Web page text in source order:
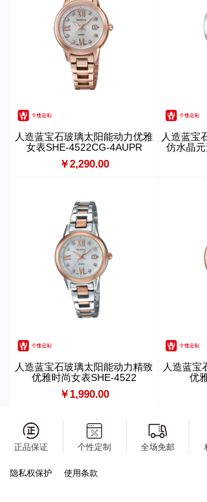
人造蓝宝石玻璃太阳能动力优雅
女表SHE-4522CG-4AUPR
￥2,290.00
人造蓝宝
仿水晶
人造蓝宝石玻璃太阳能动力精致
优雅时尚女表SHE-4522
￥1,990.00
人造蓝宝
优
正品保证 个性定制 全场免邮
隐私权保护 使用条款